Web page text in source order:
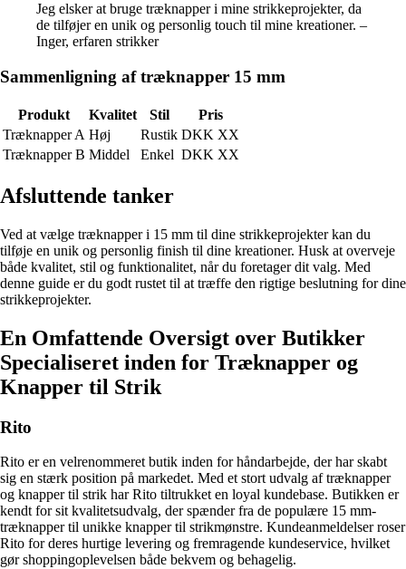
Jeg elsker at bruge træknapper i mine strikkeprojekter, da
de tilføjer en unik og personlig touch til mine kreationer. –
Inger, erfaren strikker
Sammenligning af træknapper 15 mm
Produkt Kvalitet Stil
Pris
Træknapper A Høj Rustik DKK XX
Træknapper B Middel Enkel DKK XX
Afsluttende tanker
Ved at vælge træknapper i 15 mm til dine strikkeprojekter kan du
tilføje en unik og personlig finish til dine kreationer. Husk at overveje
både kvalitet, stil og funktionalitet, når du foretager dit valg. Med
denne guide er du godt rustet til at træffe den rigtige beslutning for dine
strikkeprojekter.
En Omfattende Oversigt over Butikker
Specialiseret inden for Træknapper og
Knapper til Strik
Rito
Rito er en velrenommeret butik inden for håndarbejde, der har skabt
sig en stærk position på markedet. Med et stort udvalg af træknapper
og knapper til strik har Rito tiltrukket en loyal kundebase. Butikken er
kendt for sit kvalitetsudvalg, der spænder fra de populære 15 mm-
træknapper til unikke knapper til strikmønstre. Kundeanmeldelser roser
Rito for deres hurtige levering og fremragende kundeservice, hvilket
gør shoppingoplevelsen både bekvem og behagelig.